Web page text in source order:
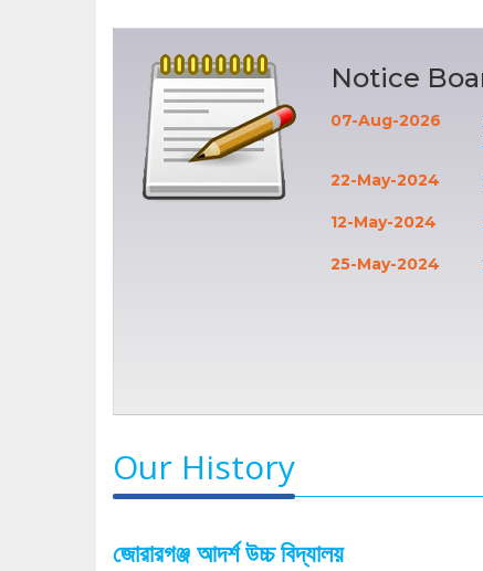
Notice
07-Aug-2026
22-May-2024
12-May-2024
25-May-2024
Our History
জোরারগঞ্জ আদর্শ উচ্চ বিদ্যালয়